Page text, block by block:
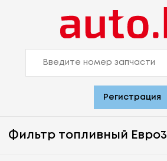
Регистрация
Фильтр топливный Евро3